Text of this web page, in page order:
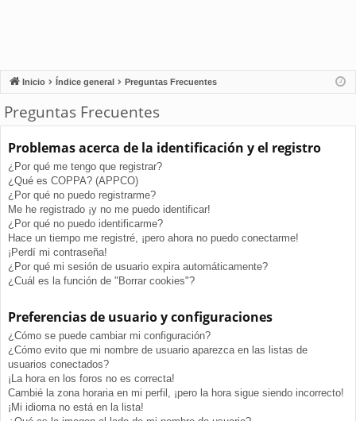
Inicio Índice general Preguntas Frecuentes
Preguntas Frecuentes
Problemas acerca de la identificación y el registro
¿Por qué me tengo que registrar?
¿Qué es COPPA? (APPCO)
¿Por qué no puedo registrarme?
Me he registrado ¡y no me puedo identificar!
¿Por qué no puedo identificarme?
Hace un tiempo me registré, ¡pero ahora no puedo conectarme!
¡Perdí mi contraseña!
¿Por qué mi sesión de usuario expira automáticamente?
¿Cuál es la función de "Borrar cookies"?
Preferencias de usuario y configuraciones
¿Cómo se puede cambiar mi configuración?
¿Cómo evito que mi nombre de usuario aparezca en las listas de
usuarios conectados?
¡La hora en los foros no es correcta!
Cambié la zona horaria en mi perfil, ¡pero la hora sigue siendo incorrecto!
¡Mi idioma no está en la lista!